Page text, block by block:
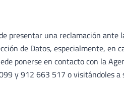
presentar una reclamación ante
de Datos, especialmente, en
ponerse en contacto con la
y 912 663 517 o visitándoles a